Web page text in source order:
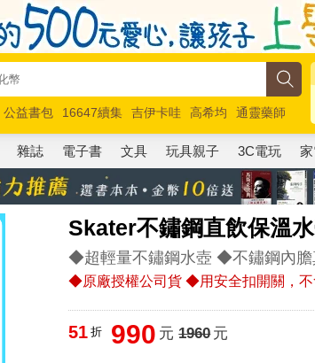
公益書包 16647續集 吉伊卡哇 高希均
通靈藥師
馬斯克 玩具總動員5 超慢跑
雜誌 電子書 文具 玩具親子 3C電玩
Skater不鏽鋼直飲保溫
◆超輕量不鏽鋼水壺 ◆不鏽鋼內膽
◆原廠授權公司貨 ◆用安全扣開關，不
51 折 990 元 1960元